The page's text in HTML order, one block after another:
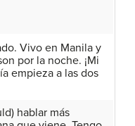
Vivo en Manila y
por la noche. ¡Mi
empieza a las dos
hablar más